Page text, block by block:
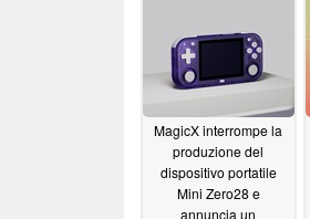
MagicX interrompe la
produzione del
dispositivo portatile
Mini Zero28 e
annuncia un